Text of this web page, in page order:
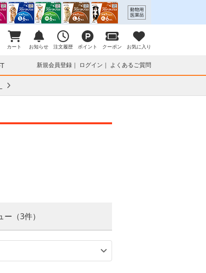
カート お知らせ 注文履歴 ポイント クーポン お気に入り
新規会員登録 ログイン よくあるご質問
（3件）